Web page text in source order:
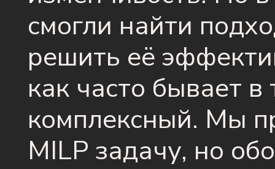
смогли найти
решить её
как часто бывает в
комплексный. Мы
MILP задачу, но